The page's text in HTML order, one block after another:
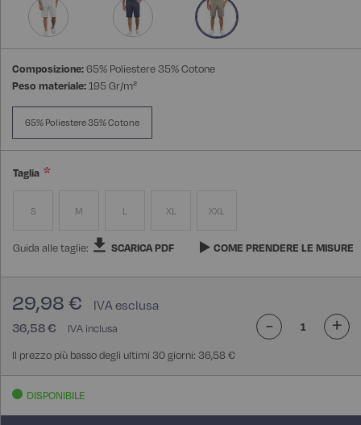
Composizione:65% Poliestere 35% Cotone
Peso materiale:195 Gr/m²
65% Poliestere 35% Cotone
Taglia
S M L XL XXL
Guida alle taglie: SCARICA PDF COME PRENDERE LE MISURE
36,58 €
29,98 €
Il prezzo più basso degli ultimi 30 giorni: 36,58 €
- +
DISPONIBILE